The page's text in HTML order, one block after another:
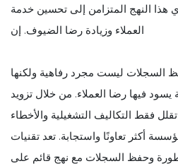
هذا النهج المتزامن إلى تحسين خدمة
العملاء وزيادة رضا الضيوف. إن
السجلات ليست مجرد رفاهية ولكنها
فيها رضا العملاء. من خلال تزويد
فقط التكاليف التشغيلية والأخطاء
أكثر تعاونًا واستجابة. تعد تقنيات
وحفظ السجلات مع نهج قائم على